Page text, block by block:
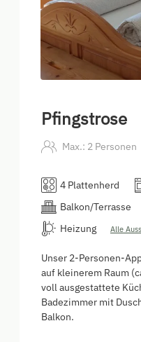
Pfingstrose
Max.: 2 Personen
4 Plattenherd
Balkon/Terrasse
Heizung
Alle
Unser 2-Personen-
auf kleinerem Raum
voll ausgestattete
Badezimmer mit
Balkon.